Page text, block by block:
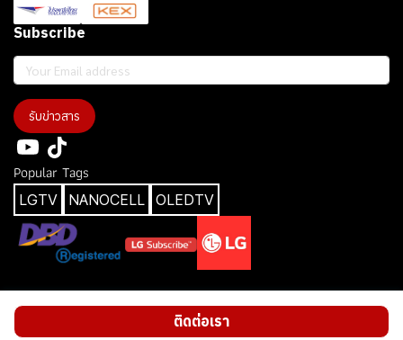
ติดต่อเรา
Subscribe
รับข่าวสาร
Popular Tags
LGTV NANOCELL OLEDTV
Copyright 2025| All Rights Reserved | คัดลอกเนื้อหา/รูป ปรับ 100,000 บาท
ผู้เข้าชมขณะนี้